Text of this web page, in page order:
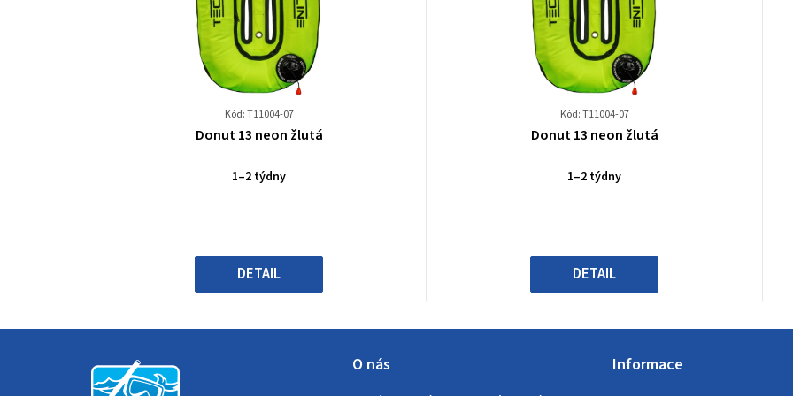
Kód: T11004-07
Průměrné
produktu
hvězdiček.
Donut 13 neon žlutá
1–2 týdny
DETAIL
Kód: T11004-07
Průměrné
produktu
hvězdiček.
Donut 13 neon žlutá
1–2 týdny
DETAIL
O nás Informace